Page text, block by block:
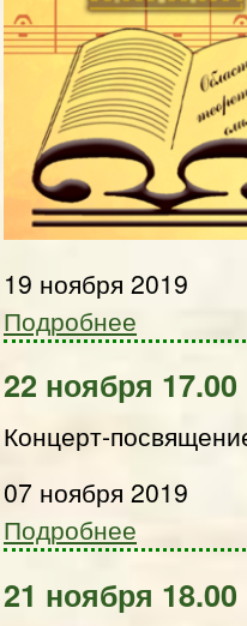
19 ноября 2019
Подробнее
22 ноября
Концерт-
07 ноября 2019
Подробнее
21 ноября